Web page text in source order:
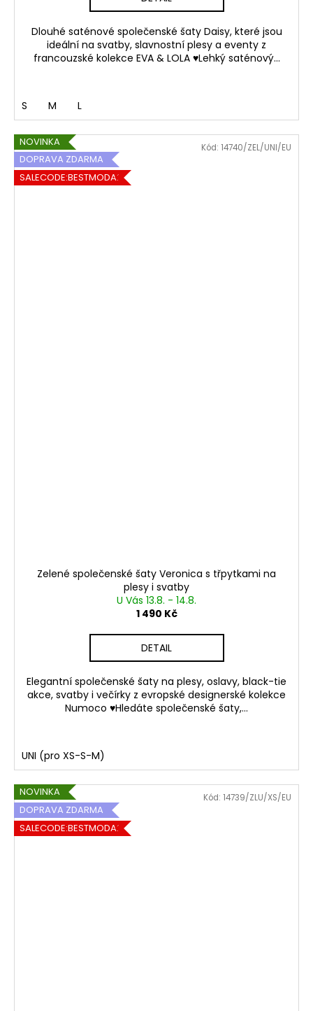
Dlouhé saténové společenské šaty Daisy, které jsou
ideální na svatby, slavnostní plesy a eventy z
francouzské kolekce EVA & LOLA ♥Lehký saténový...
S M L
NOVINKA
DOPRAVA ZDARMA
SALECODE:BESTMODA20:20:%
Zelené společenské šaty Veronica s třpytkami na
plesy i svatby
U Vás 13.8. - 14.8.
1 490 Kč
DETAIL
Elegantní společenské šaty na plesy, oslavy, black-tie
akce, svatby i večírky z evropské designerské kolekce
Numoco ♥Hledáte společenské šaty,...
UNI (pro XS-S-M)
Kód: 14740/ZEL/UNI/EU
NOVINKA
DOPRAVA ZDARMA
SALECODE:BESTMODA20:20:%
Kód: 14739/ZLU/XS/EU